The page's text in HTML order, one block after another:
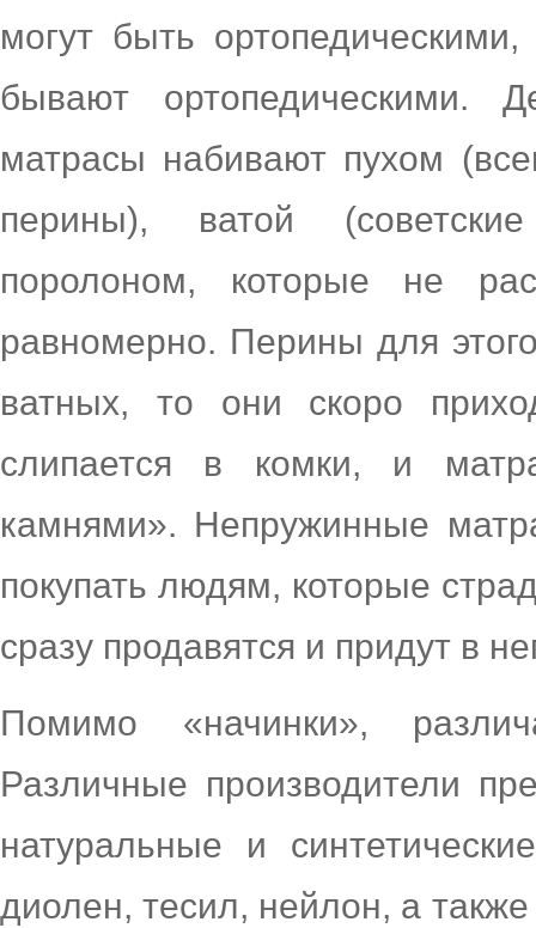
могут быть
бывают ортопедическими.
матрасы набивают пухом
перины), ватой
поролоном, которые не
равномерно. Перины для
ватных, то они скоро
слипается в комки, и
камнями». Непружинные
покупать людям, которые
сразу продавятся и придут в
Помимо «начинки»,
Различные производители
натуральные и
диолен, тесил, нейлон, а